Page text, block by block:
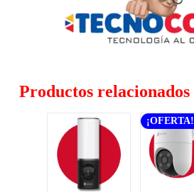
Productos relacionados
¡OFERTA!